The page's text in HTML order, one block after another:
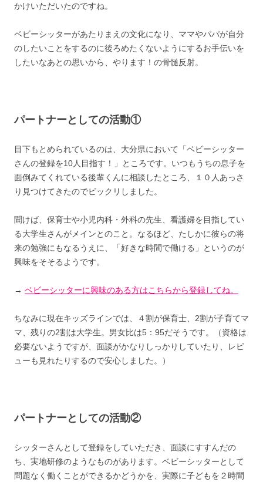
かけいただいたのですね。
ベビーシッターがあたりまえの文化になり、ママやパパが自分
のしたいことをするのに後ろめたくないようにするお手伝いを
したいなあとの思いから、やります！の骨髄反射。
パートナーとしての活動①
目下もとめられているのは、大分県において「ベビーシッター
さんの登録を10人目指す！」ところです。いつもうちの息子を
面倒みてくれている後輩くんに相談したところ、１０人あっさ
り見つけてきたのでビックリしました。
聞けば、保育士や小児内科・外科の先生、看護婦を目指してい
る大学生さんがメインとのこと。なるほど、たしかに彼らの将
来の勉強にもなるうえに、「好きな時間で働ける」というのが
興味をそそるようです。
→ ベビーシッターに興味のある方はこちらから登録してね。
ちなみに現在キッズラインでは、４割が保育士、2割が子育てマ
マ、残りの2割は大学生。男女比は5：95だそうです。（資格は
必要ないようですが、面談がかなりしっかりしていたり、レビ
ューも見れたりするので安心しました。）
パートナーとしての活動②
シッターさんとして登録をしていただき、面談にすすんだの
ち、実地研修のようなものがあります。ベビーシッターとして
問題なく働くことができるかどうかを、実際に子どもを２時間